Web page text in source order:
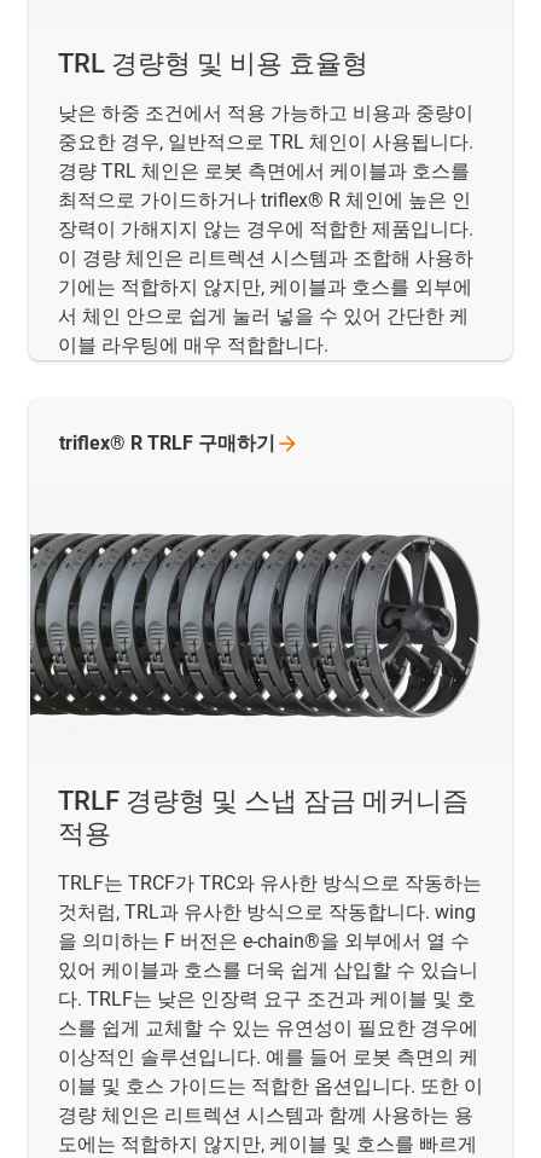
TRL 경량형 및 비용 효율형
낮은 하중 조건에서 적용 가능하고 비용과 중량이
중요한 경우, 일반적으로 TRL 체인이 사용됩니다.
경량 TRL 체인은 로봇 측면에서 케이블과 호스를
최적으로 가이드하거나 triflex® R 체인에 높은 인
장력이 가해지지 않는 경우에 적합한 제품입니다.
이 경량 체인은 리트렉션 시스템과 조합해 사용하
기에는 적합하지 않지만, 케이블과 호스를 외부에
서 체인 안으로 쉽게 눌러 넣을 수 있어 간단한 케
이블 라우팅에 매우 적합합니다.
TRLF 경량형 및 스냅 잠금 메커니즘
적용
TRLF는 TRCF가 TRC와 유사한 방식으로 작동하는
것처럼, TRL과 유사한 방식으로 작동합니다. wing
을 의미하는 F 버전은 e-chain®을 외부에서 열 수
있어 케이블과 호스를 더욱 쉽게 삽입할 수 있습니
다. TRLF는 낮은 인장력 요구 조건과 케이블 및 호
스를 쉽게 교체할 수 있는 유연성이 필요한 경우에
이상적인 솔루션입니다. 예를 들어 로봇 측면의 케
이블 및 호스 가이드는 적합한 옵션입니다. 또한 이
경량 체인은 리트렉션 시스템과 함께 사용하는 용
도에는 적합하지 않지만, 케이블 및 호스를 빠르게
triflex® R TRLF 구매하기